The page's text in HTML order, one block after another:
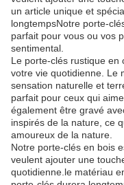
un article unique et
longtempsNotre porte-
parfait pour vous ou vos
sentimental.
Le porte-clés rustique en
votre vie quotidienne. Le
sensation naturelle et
parfait pour ceux qui
également être gravé
inspirés de la nature, ce
amoureux de la nature.
Notre porte-clés en bois
veulent ajouter une
quotidienne.le matériau